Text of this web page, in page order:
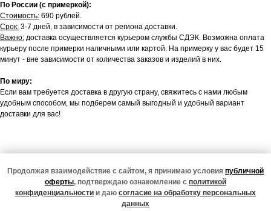
Продолжая взаимодействие с сайтом, я принимаю условия публичной
оферты, подтверждаю ознакомление с политикой
конфиденциальности и даю согласие на обработку персональных
данных
По России (с примеркой):
Стоимость: 690 рублей.
Срок: 3-7 дней, в зависимости от региона доставки.
Важно: доставка осуществляется курьером службы СДЭК. Возможна оплата
курьеру после примерки наличными или картой. На примерку у вас будет 15
минут - вне зависимости от количества заказов и изделий в них.
По миру:
Если вам требуется доставка в другую страну, свяжитесь с нами любым
удобным способом, мы подберем самый выгодный и удобный вариант
доставки для вас!
Подписаться
Подписчики нашего тг-канала в курсе всех новинок,
специальных предложений и жизни магазина